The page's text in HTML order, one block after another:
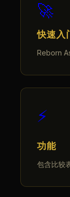
🚀
快速入
Reborn
⚡
功能
包含比较